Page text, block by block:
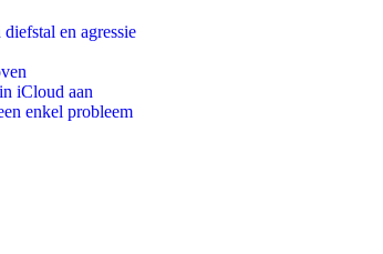
en agressie
iCloud aan
enkel probleem